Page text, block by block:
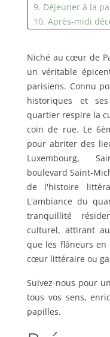
9. Déjeuner à la
10. Après-midi
13. Conseils de
Niché au cœur de
un véritable
parisiens. Connu
historiques et
quartier respire la
coin de rue. Le
pour abriter des
Luxembourg,
boulevard Saint-
de l'histoire
L'ambiance du
tranquillité
culturel, attirant
que les flâneurs
cœur littéraire ou
Suivez-nous pour
tous vos sens,
papilles.